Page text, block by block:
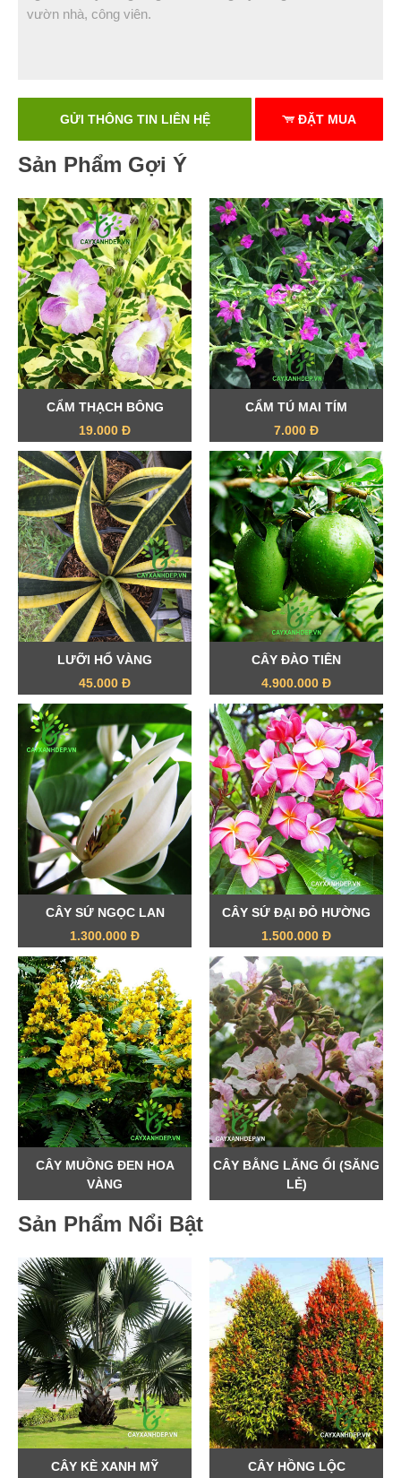
vườn nhà, công viên.
GỬI THÔNG TIN LIÊN HỆ ĐẶT MUA
Sản Phẩm Gợi Ý
CẨM THẠCH BÔNG
19.000 Đ
CẨM TÚ MAI TÍM
7.000 Đ
LƯỠI HỔ VÀNG
45.000 Đ
CÂY ĐÀO TIÊN
4.900.000 Đ
CÂY SỨ NGỌC LAN
1.300.000 Đ
CÂY SỨ ĐẠI ĐỎ HƯỜNG
1.500.000 Đ
CÂY MUỒNG ĐEN HOA
VÀNG
CÂY BẰNG LĂNG ỔI (SĂNG
LẺ)
Sản Phẩm Nổi Bật
CÂY KÈ XANH MỸ CÂY HỒNG LỘC